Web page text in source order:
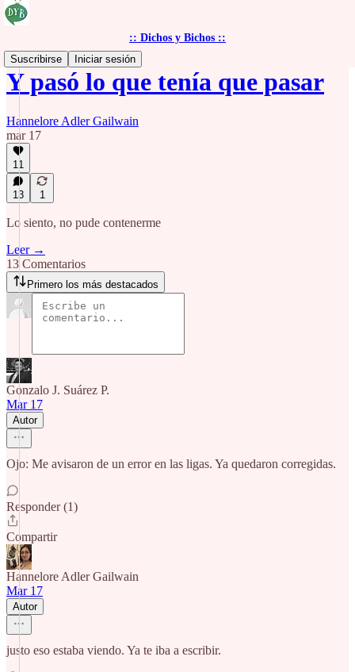
:: Dichos y Bichos ::
Suscribirse
Iniciar sesión
Y pasó lo que tenía que pasar
Hannelore Adler Gailwain
mar 17
11
13 1
Lo siento, no pude contenerme
Leer →
13 Comentarios
Primero los más destacados
Gonzalo J. Suárez P.
Mar 17
Autor
Ojo: Me avisaron de un error en las ligas. Ya quedaron corregidas.
Responder (1)
Compartir
Hannelore Adler Gailwain
Mar 17
Autor
justo eso estaba viendo. Ya te iba a escribir.